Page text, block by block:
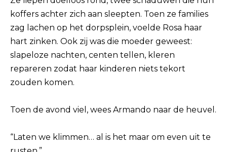
koffers achter zich aan sleepten. Toen ze families
zag lachen op het dorpsplein, voelde Rosa haar
hart zinken. Ook zij was die moeder geweest:
slapeloze nachten, centen tellen, kleren
repareren zodat haar kinderen niets tekort
zouden komen.
Toen de avond viel, wees Armando naar de heuvel.
“Laten we klimmen… al is het maar om even uit te